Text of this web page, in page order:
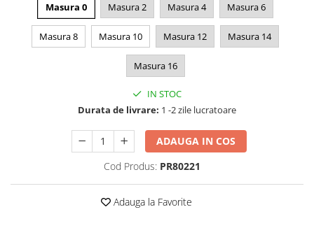
Masura 0 Masura 2 Masura 4 Masura 6
Masura 8 Masura 10 Masura 12 Masura 14
Masura 16
IN STOC
Durata de livrare: 1 -2 zile lucratoare
ADAUGA IN COS
Cod Produs: PR80221
Adauga la Favorite